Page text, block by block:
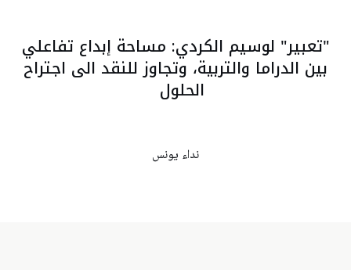
"تعبير" لوسيم الكردي: مساحة إبداع تفاعلي
بين الدراما والتربية، وتجاوز للنقد الى اجتراح
الحلول
نداء يونس